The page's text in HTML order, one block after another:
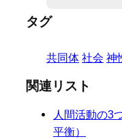
タグ
共同体 社会 神
関連リスト
人間活動の3
平衡）